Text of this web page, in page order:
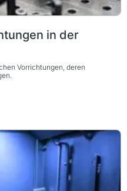
in der
Vorrichtungen, deren